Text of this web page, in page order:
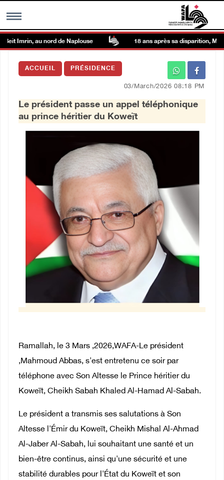
MENU
Galerie d’images
Centre palestinien
au nord de Naplouse 18 ans après sa disparition, Mahmoud
ACCUEIL PRÉSIDENCE
03/March/2026 08:18 PM
Le président passe un appel téléphonique
au prince héritier du Koweït
Ramallah, le 3 Mars ,2026,WAFA-Le président
,Mahmoud Abbas, s'est entretenu ce soir par
téléphone avec Son Altesse le Prince héritier du
Koweït, Cheikh Sabah Khaled Al-Hamad Al-Sabah.
Le président a transmis ses salutations à Son
Altesse l'Émir du Koweït, Cheikh Mishal Al-Ahmad
Al-Jaber Al-Sabah, lui souhaitant une santé et un
bien-être continus, ainsi qu'une sécurité et une
stabilité durables pour l'État du Koweït et son